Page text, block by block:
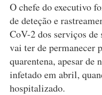
O chefe do executivo
de deteção e
CoV-2 dos serviços
vai ter de permanecer
quarentena, apesar de
infetado em abril,
hospitalizado.